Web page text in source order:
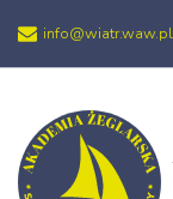
Przejdź
treści
info@wiatr.waw.pl